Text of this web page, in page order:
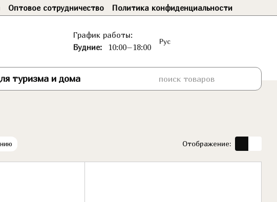
Оптовое сотрудничество
Политика конфиденциальности
График работы:
Будние:
10:00–18:00
Рус
туризма и дома
Отображение: